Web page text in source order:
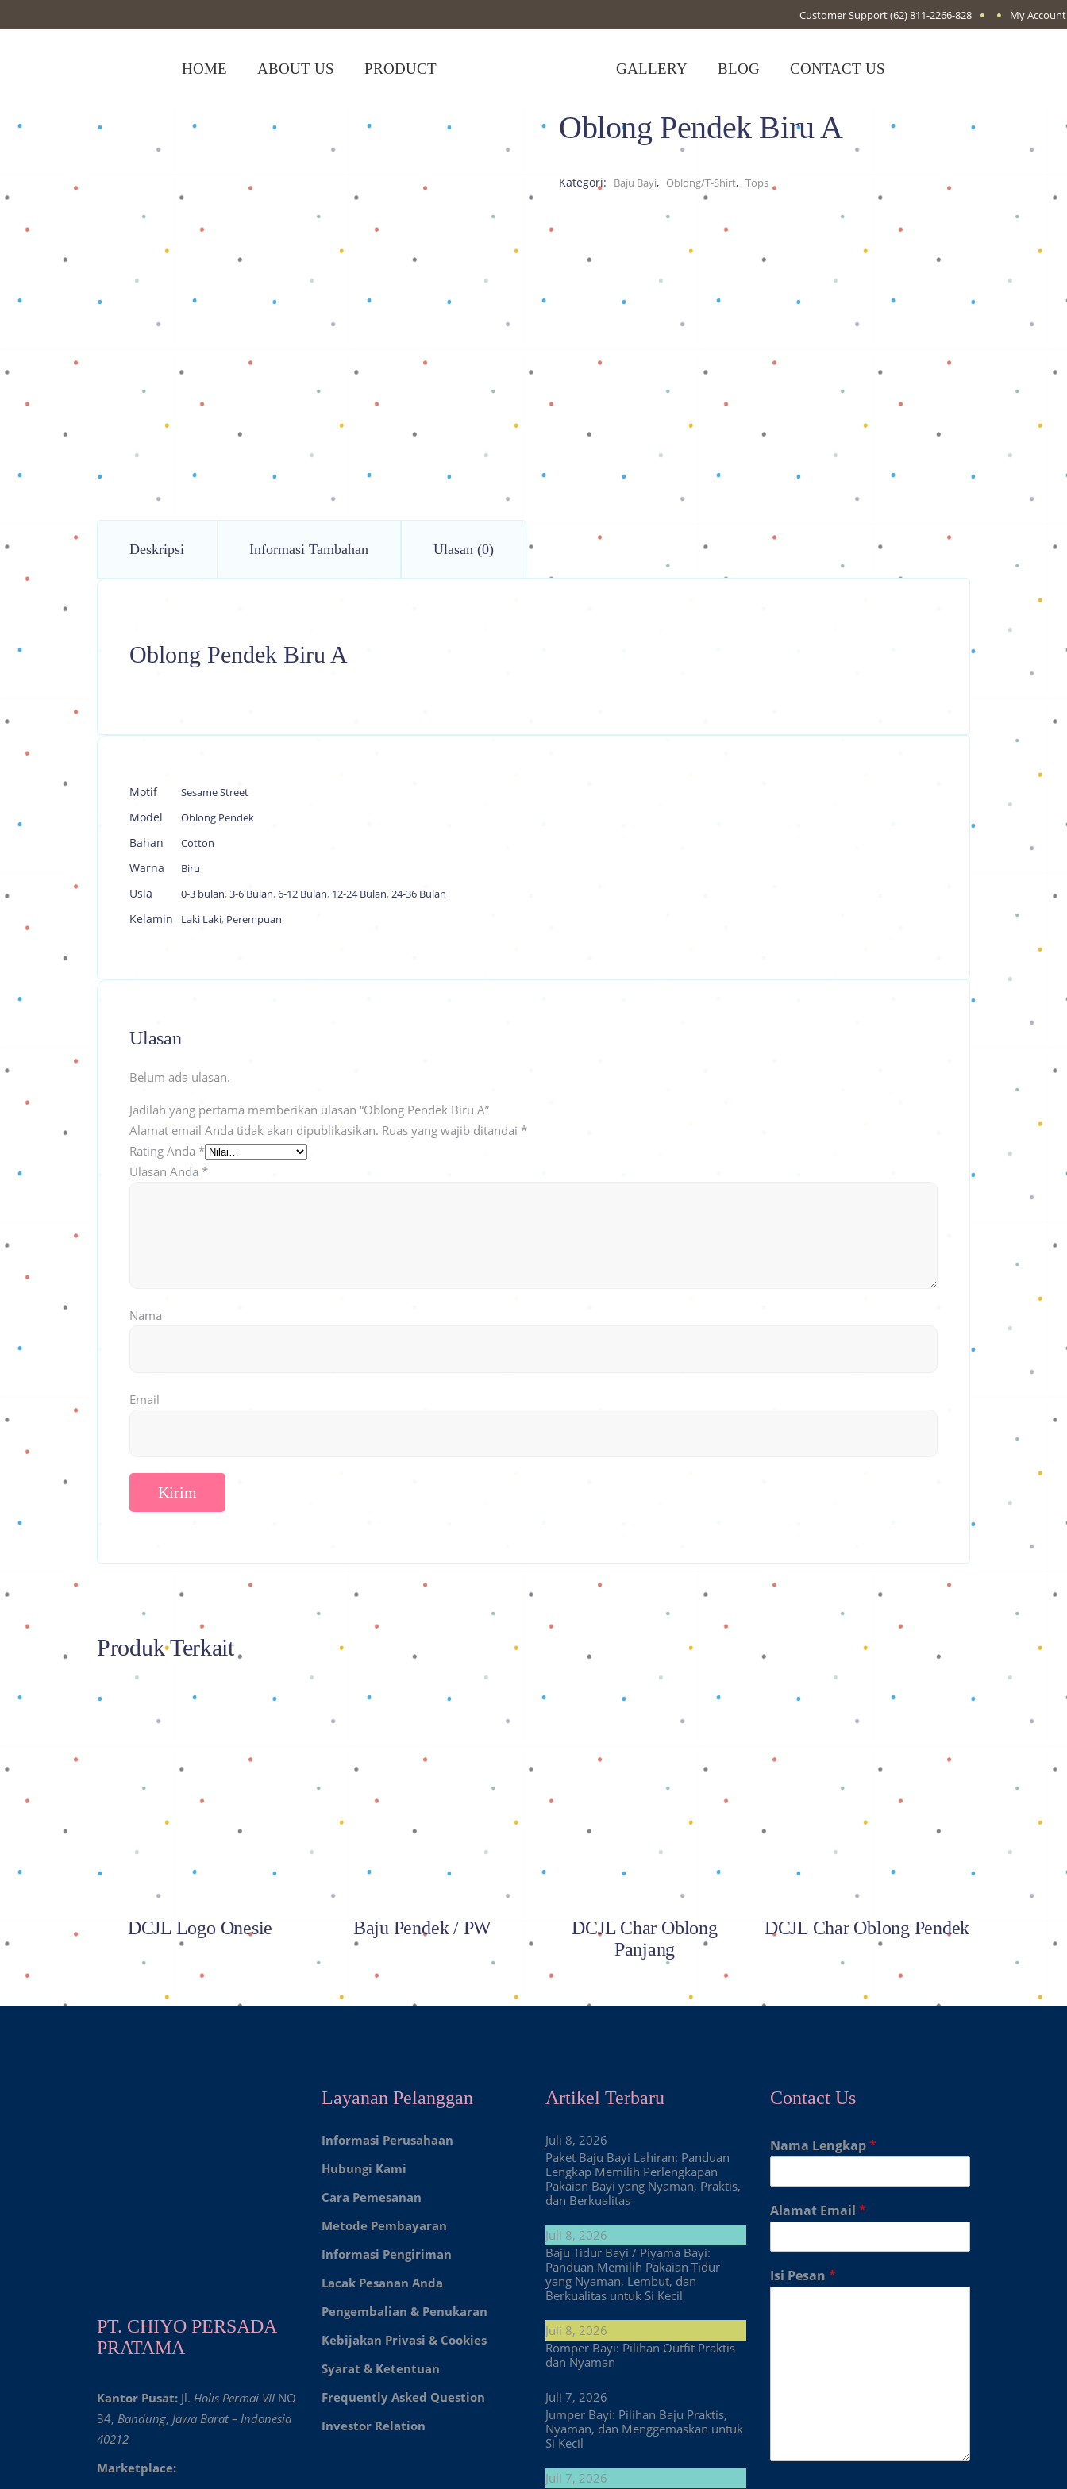
Customer Support(62) 811-2266-828 My Account
HOME ABOUT US PRODUCT GALLERY BLOG CONTACT US
Shop> ,Oblong/T-Shirt ,Tops Oblong Pendek Biru A Oblong Pendek Biru A
Kategori: Baju Bayi, Oblong/T-Shirt, Tops
Deskripsi Informasi Tambahan Ulasan (0)
Oblong Pendek Biru A
Motif Sesame Street
Model Oblong Pendek
Bahan Cotton
Warna Biru
Usia 0-3 bulan, 3-6 Bulan, 6-12 Bulan, 12-24 Bulan, 24-36 Bulan
Kelamin Laki Laki, Perempuan
Ulasan
Belum ada ulasan.
Jadilah yang pertama memberikan ulasan “Oblong Pendek Biru A”
Alamat email Anda tidak akan dipublikasikan. Ruas yang wajib ditandai *
Rating Anda *
Ulasan Anda *
Nama
Email
Produk Terkait
Baca selengkapnya
DCJL Logo Onesie
Baca selengkapnya
Baju Pendek / PW
Baca selengkapnya
DCJL Char Oblong
Panjang
Baca selengkapnya
DCJL Char Oblong Pendek
PT. CHIYO PERSADA
PRATAMA
Kantor Pusat: Jl. Holis Permai VII NO
34, Bandung, Jawa Barat – Indonesia
40212
Marketplace:
Layanan Pelanggan
Informasi Perusahaan
Hubungi Kami
Cara Pemesanan
Metode Pembayaran
Informasi Pengiriman
Lacak Pesanan Anda
Pengembalian & Penukaran
Kebijakan Privasi & Cookies
Syarat & Ketentuan
Frequently Asked Question
Investor Relation
Artikel Terbaru
Juli 8, 2026
Paket Baju Bayi Lahiran: Panduan
Lengkap Memilih Perlengkapan
Pakaian Bayi yang Nyaman, Praktis,
dan Berkualitas
Juli 8, 2026
Baju Tidur Bayi / Piyama Bayi:
Panduan Memilih Pakaian Tidur
yang Nyaman, Lembut, dan
Berkualitas untuk Si Kecil
Juli 8, 2026
Romper Bayi: Pilihan Outfit Praktis
dan Nyaman
Juli 7, 2026
Jumper Bayi: Pilihan Baju Praktis,
Nyaman, dan Menggemaskan untuk
Si Kecil
Juli 7, 2026
Contact Us
Nama Lengkap*
Alamat Email *
Isi Pesan *